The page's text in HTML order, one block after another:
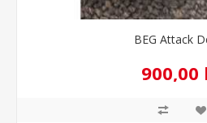
BEG Attack
900,00